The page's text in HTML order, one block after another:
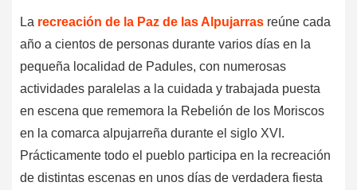
La recreación de la Paz de las Alpujarras reúne cada
año a cientos de personas durante varios días en la
pequeña localidad de Padules, con numerosas
actividades paralelas a la cuidada y trabajada puesta
en escena que rememora la Rebelión de los Moriscos
en la comarca alpujarreña durante el siglo XVI.
Prácticamente todo el pueblo participa en la recreación
de distintas escenas en unos días de verdadera fiesta